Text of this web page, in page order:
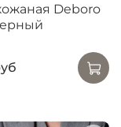
Deboro